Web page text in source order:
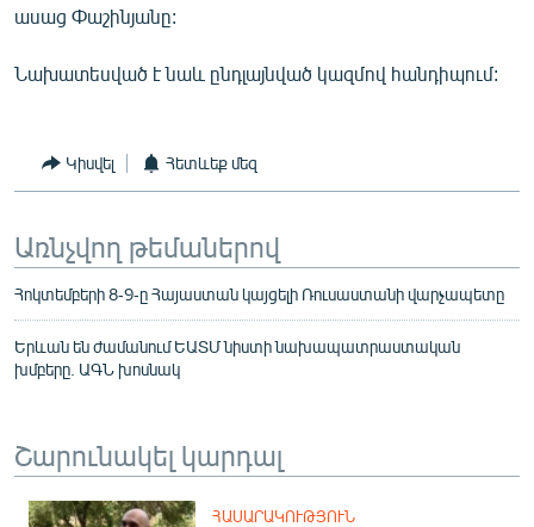
ասաց Փաշինյանը:
Նախատեսված է նաև ընդլայնված կազմով հանդիպում:
Կիսվել Հետևեք մեզ
Առնչվող թեմաներով
Հոկտեմբերի 8-9-ը Հայաստան կայցելի Ռուսաստանի վարչապետը
Երևան են ժամանում ԵԱՏՄ նիստի նախապատրաստական
խմբերը. ԱԳՆ խոսնակ
Շարունակել կարդալ
ՀԱՍԱՐԱԿՈՒԹՅՈՒՆ